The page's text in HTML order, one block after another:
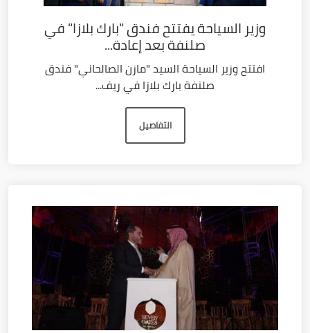
وزير السياحة يفتتح فندق "بارك بلازا" في
صلنفة بعد إعادة...
افتتح وزير السياحة السيد "مازن الصالحاني" فندق
صلنفة بارك بلازا في ريف...
التفاصيل